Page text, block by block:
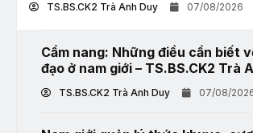
TS.BS.CK2 Trà Anh Duy 07/08/2026
Cẩm nang: Những điều cần biết
đạo ở nam giới – TS.BS.CK2 Trà
TS.BS.CK2 Trà Anh Duy 07/08/